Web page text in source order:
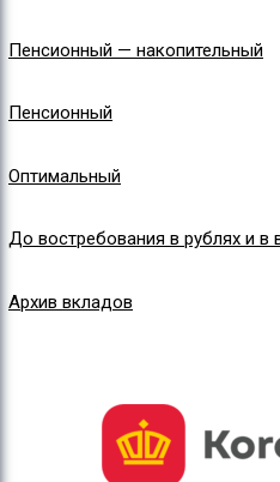
Пенсионный — накопительный
Пенсионный
Оптимальный
До востребования в рублях и в
Архив вкладов